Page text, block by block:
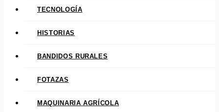
TECNOLOGÍA
HISTORIAS
BANDIDOS RURALES
FOTAZAS
MAQUINARIA AGRÍCOLA